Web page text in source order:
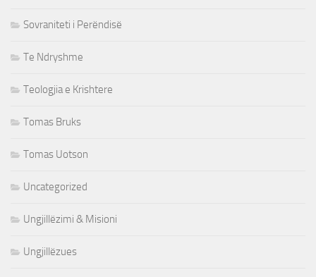
Sovraniteti i Perëndisë
Te Ndryshme
Teologjia e Krishtere
Tomas Bruks
Tomas Uotson
Uncategorized
Ungjillëzimi & Misioni
Ungjillëzues